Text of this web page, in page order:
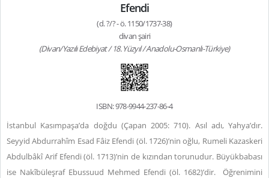
Efendi
(d. ?/? - ö. 1150/1737-38)
divan şairi
(Divan/Yazılı Edebiyat / 18. Yüzyıl / Anadolu-Osmanlı-Türkiye)
ISBN: 978-9944-237-86-4
İstanbul Kasımpaşa’da doğdu (Çapan 2005: 710). Asıl adı, Yahya’dır.
Seyyid Abdurrahîm Esad Fâiz Efendi (öl. 1726)’nin oğlu, Rumeli Kazaskeri
Abdulbâkî Arif Efendi (öl. 1713)’nin de kızından torunudur. Büyükbabası
ise Nakîbüleşraf Ebussuud Mehmed Efendi (öl. 1682)’dir. Öğrenimini